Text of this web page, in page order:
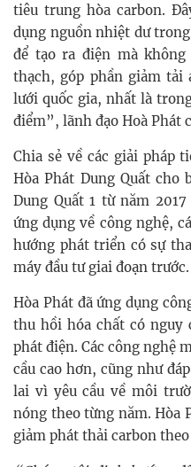
tiêu trung hòa carbon.
dụng nguồn nhiệt dư
để tạo ra điện mà
thạch, góp phần giảm tải
lưới quốc gia, nhất là
điểm”, lãnh đạo Hoà Phát
Chia sẻ về các giải pháp
Hòa Phát Dung Quất cho
Dung Quất 1 từ năm
ứng dụng về công nghệ,
hướng phát triển có sự
máy đầu tư giai đoạn trước.
Hòa Phát đã ứng dụng
thu hồi hóa chất có nguy
phát điện. Các công nghệ
cầu cao hơn, cũng như
lai vì yêu cầu về môi
nóng theo từng năm. Hòa
giảm phát thải carbon